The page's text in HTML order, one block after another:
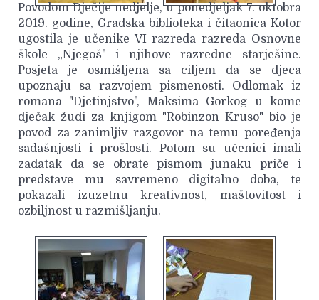
Povodom Dječije nedjelje, u ponedjeljak 7. oktobra
2019. godine, Gradska biblioteka i čitaonica Kotor
ugostila je učenike VI razreda razreda Osnovne
škole „Njegoš" i njihove razredne starješine.
Posjeta je osmišljena sa ciljem da se djeca
upoznaju sa razvojem pismenosti. Odlomak iz
romana "Djetinjstvo", Maksima Gorkog u kome
dječak žudi za knjigom "Robinzon Kruso" bio je
povod za zanimljiv razgovor na temu poređenja
sadašnjosti i prošlosti. Potom su učenici imali
zadatak da se obrate pismom junaku priče i
predstave mu savremeno digitalno doba, te
pokazali izuzetnu kreativnost, maštovitost i
ozbiljnost u razmišljanju.